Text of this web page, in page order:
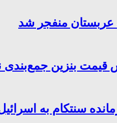
عربستان منفجر شد
قیمت بنزین
سنتکام به